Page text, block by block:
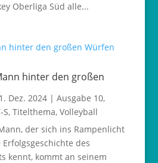
Oberliga Süd alle...
hinter den großen
Dez. 2024| Ausgabe 10,
S, Titelthema, Volleyball
der sich ins Rampenlicht
des
kennt, kommt an seinem